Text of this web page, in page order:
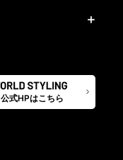
公式HPはこちら